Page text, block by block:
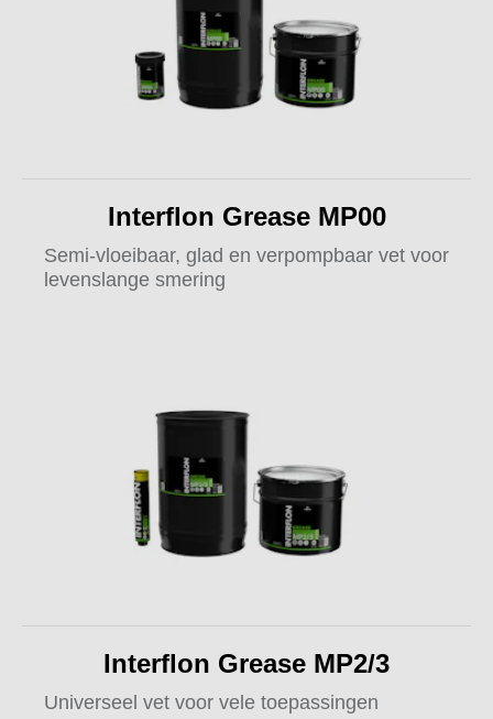
Interflon Grease MP00
Semi-vloeibaar, glad en verpompbaar vet voor
levenslange smering
Interflon Grease MP2/3
Universeel vet voor vele toepassingen